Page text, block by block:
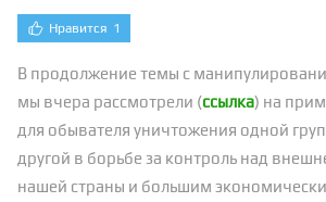
Нравится 1
В продолжение темы с
мы вчера рассмотрели (ссылка) на
для обывателя уничтожения одной
другой в борьбе за контроль над
нашей страны и большим